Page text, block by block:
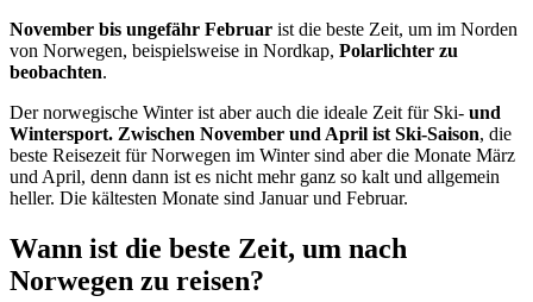
November bis ungefähr Februar ist die beste Zeit, um im Norden
von Norwegen, beispielsweise in Nordkap, Polarlichter zu
beobachten.
Der norwegische Winter ist aber auch die ideale Zeit für Ski- und
Wintersport. Zwischen November und April ist Ski-Saison, die
beste Reisezeit für Norwegen im Winter sind aber die Monate März
und April, denn dann ist es nicht mehr ganz so kalt und allgemein
heller. Die kältesten Monate sind Januar und Februar.
Wann ist die beste Zeit, um nach
Norwegen zu reisen?